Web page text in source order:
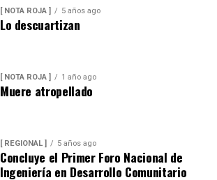
[ NOTA ROJA ] 5 años ago
Lo descuartizan
[ NOTA ROJA ] 1 año ago
Muere atropellado
[ REGIONAL ] 5 años ago
Concluye el Primer Foro Nacional de
Ingeniería en Desarrollo Comunitario